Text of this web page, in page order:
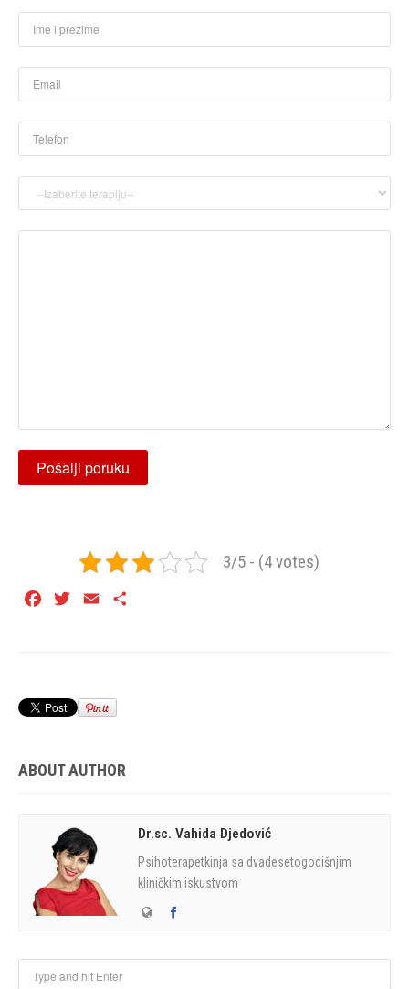
3/5 - (4 votes)
FacebookTwitterEmail
ABOUT AUTHOR
Dr.sc. Vahida Djedović
Psihoterapetkinja sa dvadesetogodišnjim
kliničkim iskustvom